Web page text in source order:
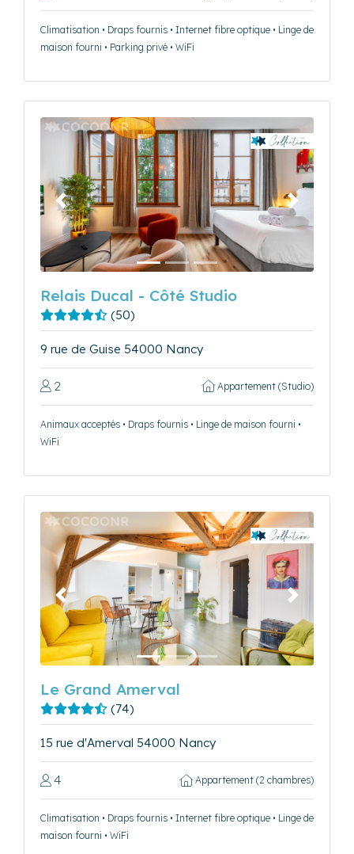
Climatisation • Draps fournis • Internet fibre optique • Linge de
maison fourni • Parking privé • WiFi
Précédent Suivant
Relais Ducal - Côté Studio
(50)
9 rue de Guise 54000 Nancy
2 Appartement (Studio)
Animaux acceptés • Draps fournis • Linge de maison fourni •
WiFi
Précédent Suivant
Le Grand Amerval
(74)
15 rue d'Amerval 54000 Nancy
4 Appartement (2 chambres)
Climatisation • Draps fournis • Internet fibre optique • Linge de
maison fourni • WiFi